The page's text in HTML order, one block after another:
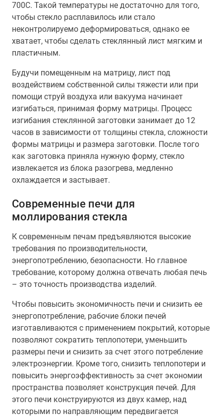
700С. Такой температуры не достаточно для того,
чтобы стекло расплавилось или стало
неконтролируемо деформироваться, однако ее
хватает, чтобы сделать стеклянный лист мягким и
пластичным.
Будучи помещенным на матрицу, лист под
воздействием собственной силы тяжести или при
помощи струй воздуха или вакуума начинает
изгибаться, принимая форму матрицы. Процесс
изгибания стеклянной заготовки занимает до 12
часов в зависимости от толщины стекла, сложности
формы матрицы и размера заготовки. После того
как заготовка приняла нужную форму, стекло
извлекается из блока разогрева, медленно
охлаждается и застывает.
Современные печи для
моллирования стекла
К современным печам предъявляются высокие
требования по производительности,
энергопотреблению, безопасности. Но главное
требование, которому должна отвечать любая печь
– это точность производства изделий.
Чтобы повысить экономичность печи и снизить ее
энергопотребление, рабочие блоки печей
изготавливаются с применением покрытий, которые
позволяют сократить теплопотери, уменьшить
размеры печи и снизить за счет этого потребление
электроэнергии. Кроме того, снизить теплопотери и
повысить энергоэффективность за счет экономии
пространства позволяет конструкция печей. Для
этого печи конструируются из двух камер, над
которыми по направляющим передвигается